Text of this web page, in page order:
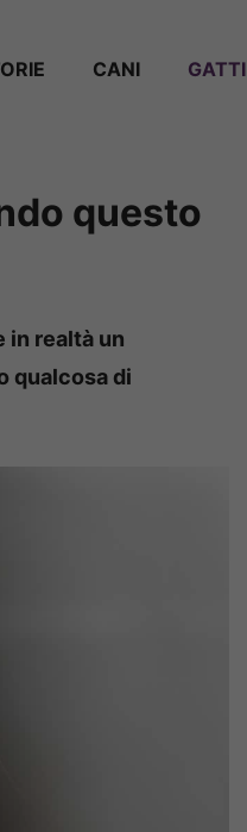
CANI GATTI
questo
in realtà un
qualcosa di